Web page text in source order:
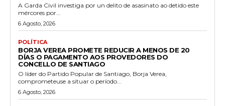
A Garda Civil investiga por un delito de asasinato ao detido este
mércores por...
6 Agosto, 2026
POLÍTICA
BORJA VEREA PROMETE REDUCIR A MENOS DE 20
DÍAS O PAGAMENTO AOS PROVEDORES DO
CONCELLO DE SANTIAGO
O líder do Partido Popular de Santiago, Borja Verea,
comprometeuse a situar o período...
6 Agosto, 2026